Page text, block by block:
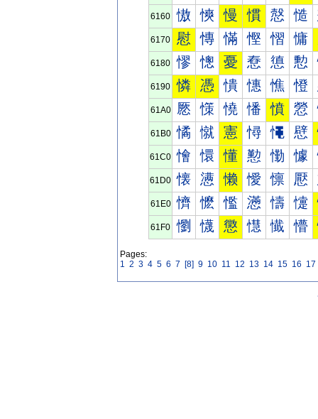
6160 慠 慡 慢 慣 慤 慥
6170 慰 慱 慲 慳 慴 慵
6180 憀 憁 憂 憃 憄 憅
6190 憐 憑 憒 憓 憔 憕
61A0 憠 憡 憢 憣 憤 憥
61B0 憰 憱 憲 憳 憴 憵
61C0 懀 懁 懂 懃 懄 懅
61D0 懐 懑 懒 懓 懔 懕
61E0 懠 懡 懢 懣 懤 懥
61F0 懰 懱 懲 懳 懴 懵
Pages:
1 2 3 4 5 6 7 [8] 9 10 11 12 13 14 15 16 17